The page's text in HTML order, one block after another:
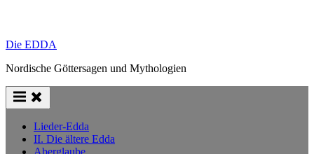
Die EDDA
Nordische Göttersagen und Mythologien
Lieder-Edda
II. Die ältere Edda
Aberglaube